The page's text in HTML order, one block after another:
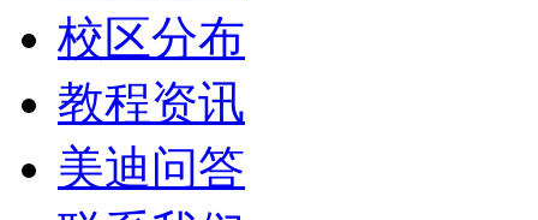
校区分布
教程资讯
美迪问答